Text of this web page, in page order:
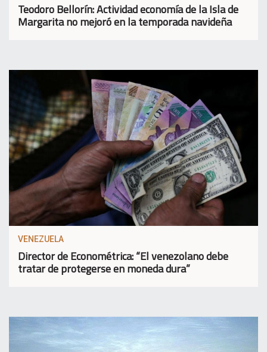
Teodoro Bellorín: Actividad economía de la Isla de
Margarita no mejoró en la temporada navideña
VENEZUELA
Director de Econométrica: “El venezolano debe
tratar de protegerse en moneda dura”